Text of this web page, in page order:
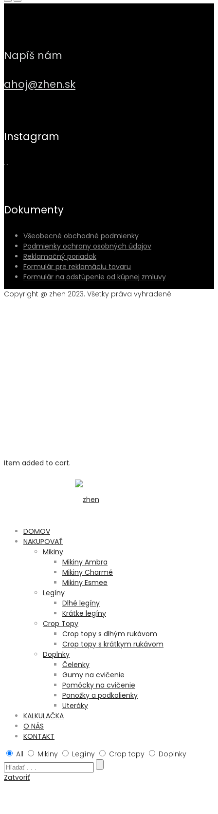
Napíš nám
ahoj@zhen.sk
Instagram
…
Dokumenty
Všeobecné obchodné podmienky
Podmienky ochrany osobných údajov
Reklamačný poriadok
Formulár pre reklamáciu tovaru
Formulár na odstúpenie od kúpnej zmluvy
Copyright @ zhen 2023. Všetky práva vyhradené.
Item added to cart.
DOMOV
NAKUPOVAŤ
Mikiny
Mikiny Ambra
Mikiny Charmé
Mikiny Esmee
Legíny
Dlhé legíny
Krátke legíny
Crop Topy
Crop topy s dlhým rukávom
Crop topy s krátkym rukávom
Doplnky
Čelenky
Gumy na cvičenie
Pomôcky na cvičenie
Ponožky a podkolienky
Uteráky
KALKULAČKA
O NÁS
KONTAKT
All
Mikiny Legíny Crop topy Doplnky
Zatvoriť